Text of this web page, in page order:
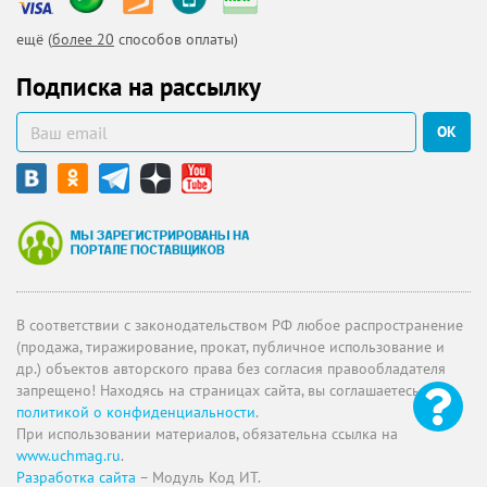
ещё (более 20 способов оплаты)
Подписка на рассылку
ОК
В соответствии с законодательством РФ любое распространение
(продажа, тиражирование, прокат, публичное использование и
др.) объектов авторского права без согласия правообладателя
запрещено! Находясь на страницах сайта, вы соглашаетесь с
политикой о конфиденциальности.
При использовании материалов, обязательна ссылка на
www.uchmag.ru.
Разработка сайта – Модуль Код ИТ.